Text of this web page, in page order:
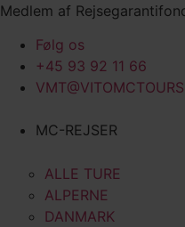
Videre
indhold
Medlem af
Følg os
+45 93 92 11 66
MC-REJSER
ALLE TURE
ALPERNE
DANMARK